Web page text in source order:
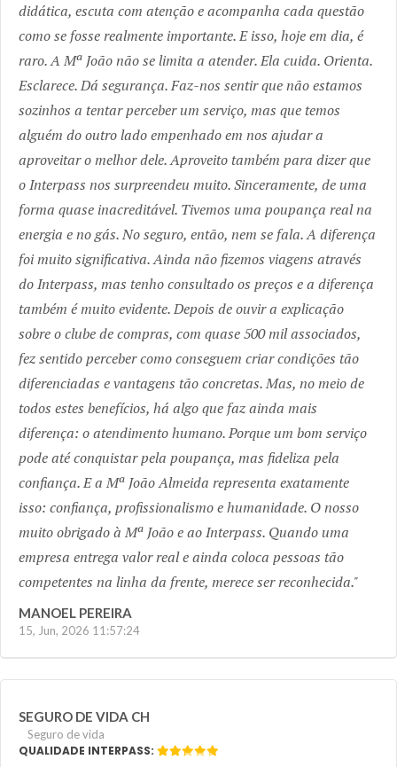
didática, escuta com atenção e acompanha cada questão
como se fosse realmente importante. E isso, hoje em dia, é
raro. A Mª João não se limita a atender. Ela cuida. Orienta.
Esclarece. Dá segurança. Faz-nos sentir que não estamos
sozinhos a tentar perceber um serviço, mas que temos
alguém do outro lado empenhado em nos ajudar a
aproveitar o melhor dele. Aproveito também para dizer que
o Interpass nos surpreendeu muito. Sinceramente, de uma
forma quase inacreditável. Tivemos uma poupança real na
energia e no gás. No seguro, então, nem se fala. A diferença
foi muito significativa. Ainda não fizemos viagens através
do Interpass, mas tenho consultado os preços e a diferença
também é muito evidente. Depois de ouvir a explicação
sobre o clube de compras, com quase 500 mil associados,
fez sentido perceber como conseguem criar condições tão
diferenciadas e vantagens tão concretas. Mas, no meio de
todos estes benefícios, há algo que faz ainda mais
diferença: o atendimento humano. Porque um bom serviço
pode até conquistar pela poupança, mas fideliza pela
confiança. E a Mª João Almeida representa exatamente
isso: confiança, profissionalismo e humanidade. O nosso
muito obrigado à Mª João e ao Interpass. Quando uma
empresa entrega valor real e ainda coloca pessoas tão
competentes na linha da frente, merece ser reconhecida.
MANOEL PEREIRA
15, Jun, 2026 11:57:24
SEGURO DE VIDA CH
Seguro de vida
QUALIDADE INTERPASS: